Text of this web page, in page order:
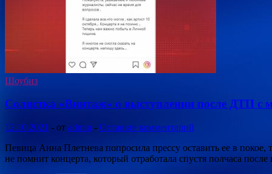
Шоубиз
Солистка «Винтаж» о выступлении после ДТП с
12.10.2021 - от admin - Оставьте комментарий
Певица Анна Плетнева попросила прессу оставить ее в
не помнит концерта, который отработала спустя полчаса